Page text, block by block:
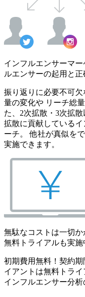
インフルエンサーマ
ルエンサーの起用と正
振り返りに必要不可
量の変化や リーチ総
た、2次拡散・3次拡
拡散に貢献している
ーチ。 他社が真似を
実施できます。
無駄なコストは一切か
無料トライアルも実施
初期費用無料！契約
イアントは無料トラ
インフルエンサー分析